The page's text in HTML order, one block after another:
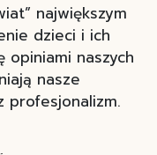
największym
dzieci i ich
opiniami naszych
nasze
profesjonalizm.